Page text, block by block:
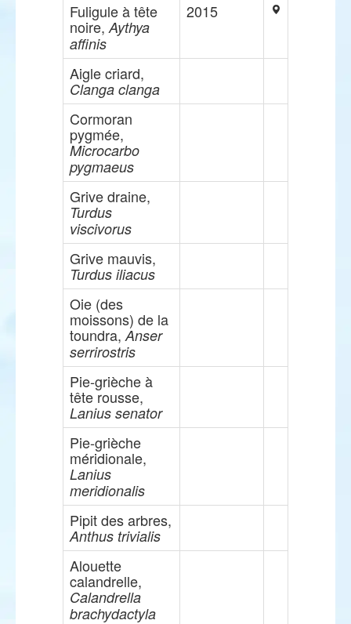
Fuligule à tête
noire, Aythya
affinis
2015
Aigle criard,
Clanga clanga
Cormoran
pygmée,
Microcarbo
pygmaeus
Grive draine,
Turdus
viscivorus
Grive mauvis,
Turdus iliacus
Oie (des
moissons) de la
toundra, Anser
serrirostris
Pie-grièche à
tête rousse,
Lanius senator
Pie-grièche
méridionale,
Lanius
meridionalis
Pipit des arbres,
Anthus trivialis
Alouette
calandrelle,
Calandrella
brachydactyla